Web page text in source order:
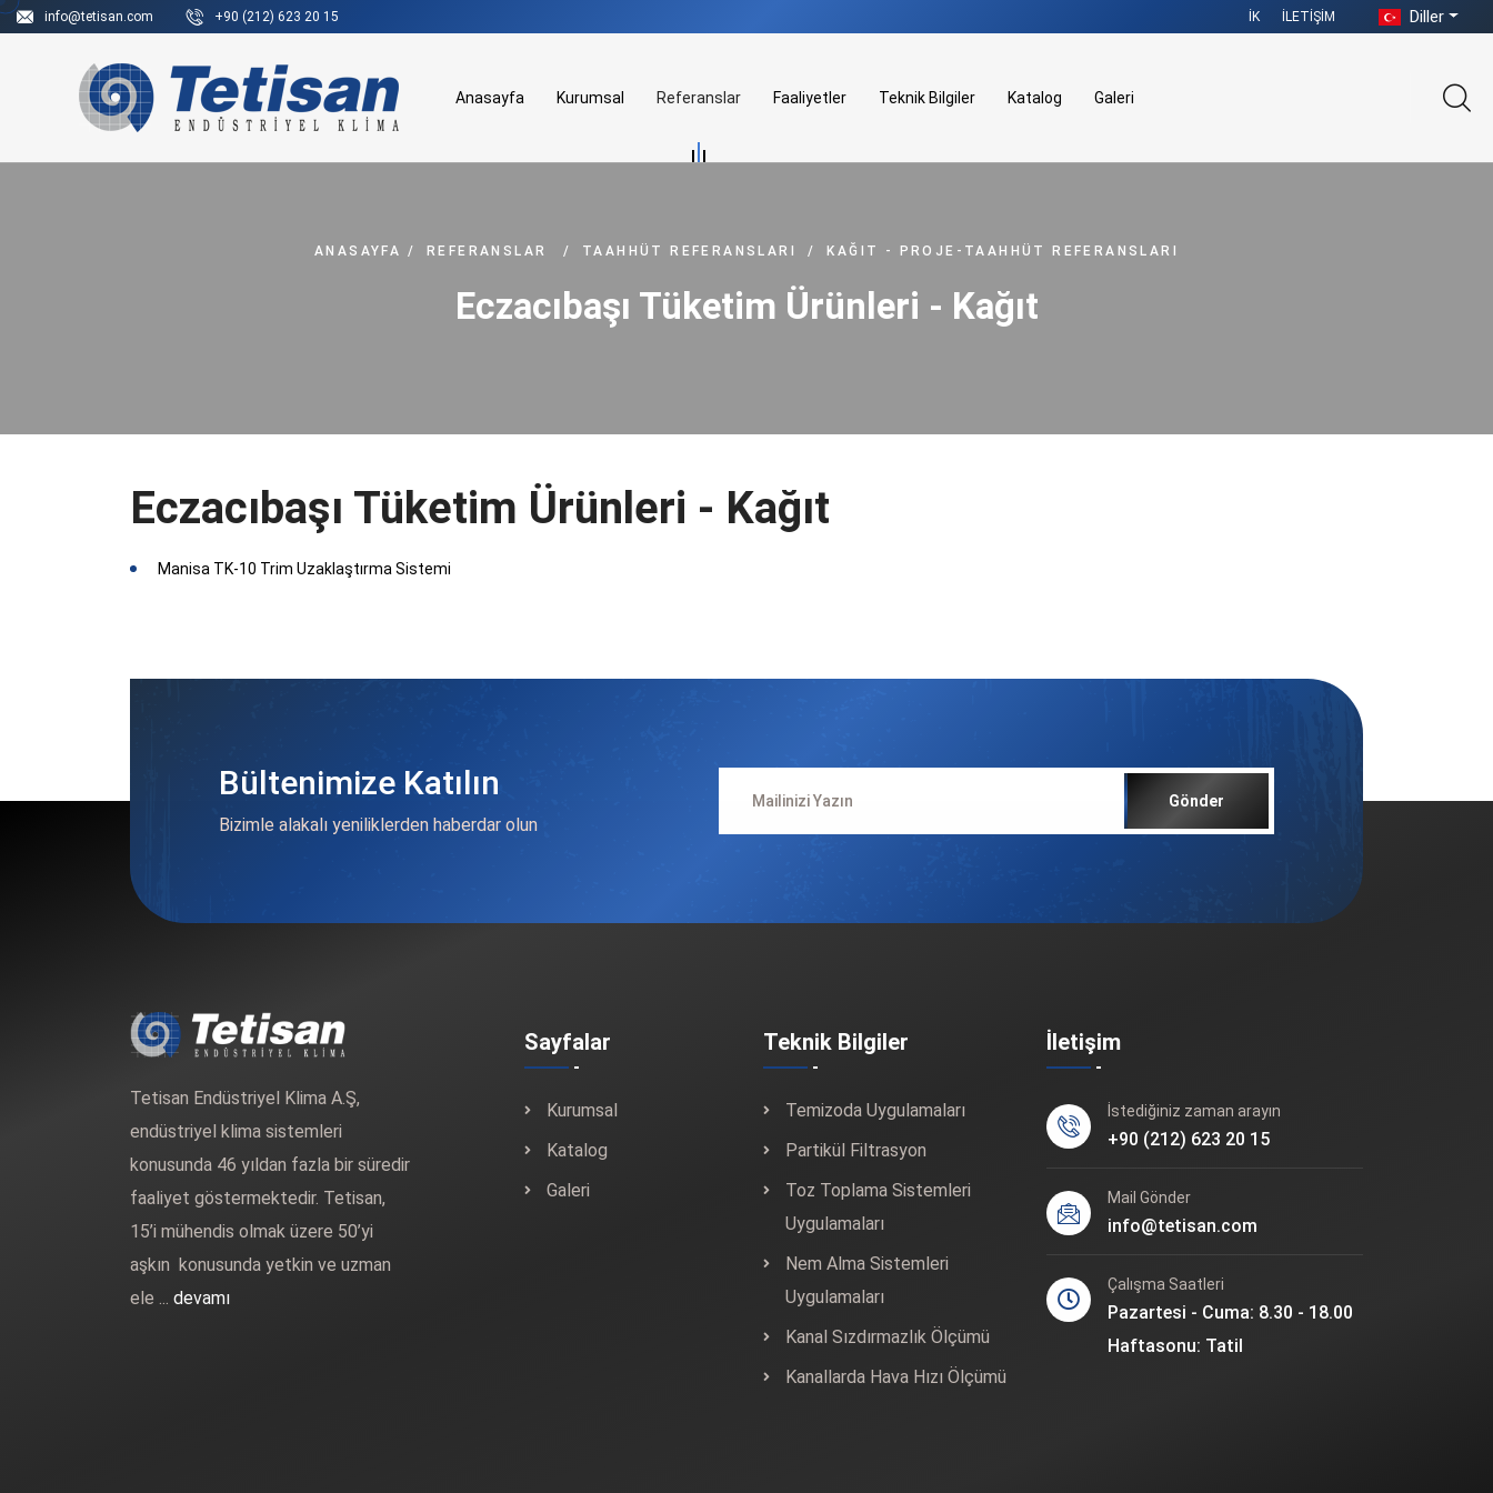
info@tetisan.com +90 (212) 623 20 15 İK İLETIŞIM Diller
Anasayfa Kurumsal Referanslar Faaliyetler Teknik Bilgiler Katalog Galeri
ANASAYFA / REFERANSLAR / TAAHHÜT REFERANSLARI / KAĞIT - PROJE-TAAHHÜT REFERANSLARI
Eczacıbaşı Tüketim Ürünleri - Kağıt
Eczacıbaşı Tüketim Ürünleri - Kağıt
Manisa TK-10 Trim Uzaklaştırma Sistemi
Bültenimize Katılın
Bizimle alakalı yeniliklerden haberdar olun
Gönder
Tetisan Endüstriyel Klima A.Ş,
endüstriyel klima sistemleri
konusunda 46 yıldan fazla bir süredir
faaliyet göstermektedir. Tetisan,
15’i mühendis olmak üzere 50’yi
aşkın konusunda yetkin ve uzman
ele ... devamı
Sayfalar
Kurumsal
Katalog
Galeri
Teknik Bilgiler
Temizoda Uygulamaları
Partikül Filtrasyon
Toz Toplama Sistemleri
Uygulamaları
Nem Alma Sistemleri
Uygulamaları
Kanal Sızdırmazlık Ölçümü
Kanallarda Hava Hızı Ölçümü
İletişim
İstediğiniz zaman arayın
+90 (212) 623 20 15
Mail Gönder
info@tetisan.com
Çalışma Saatleri
Pazartesi - Cuma: 8.30 - 18.00
Haftasonu: Tatil